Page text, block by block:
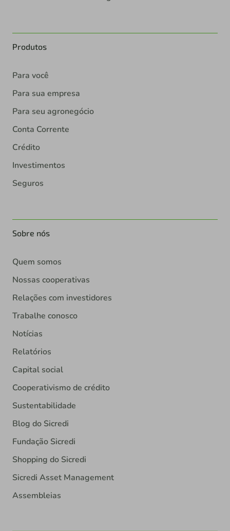
Produtos
Para você
Para sua empresa
Para seu agronegócio
Conta Corrente
Crédito
Investimentos
Seguros
Sobre nós
Quem somos
Nossas cooperativas
Relações com investidores
Trabalhe conosco
Notícias
Relatórios
Capital social
Cooperativismo de crédito
Sustentabilidade
Blog do Sicredi
Fundação Sicredi
Shopping do Sicredi
Sicredi Asset Management
Assembleias